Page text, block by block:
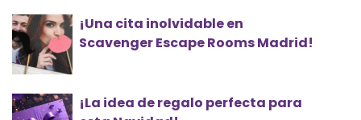
¡Una cita inolvidable en
Scavenger Escape Rooms Madrid!
¡La idea de regalo perfecta para